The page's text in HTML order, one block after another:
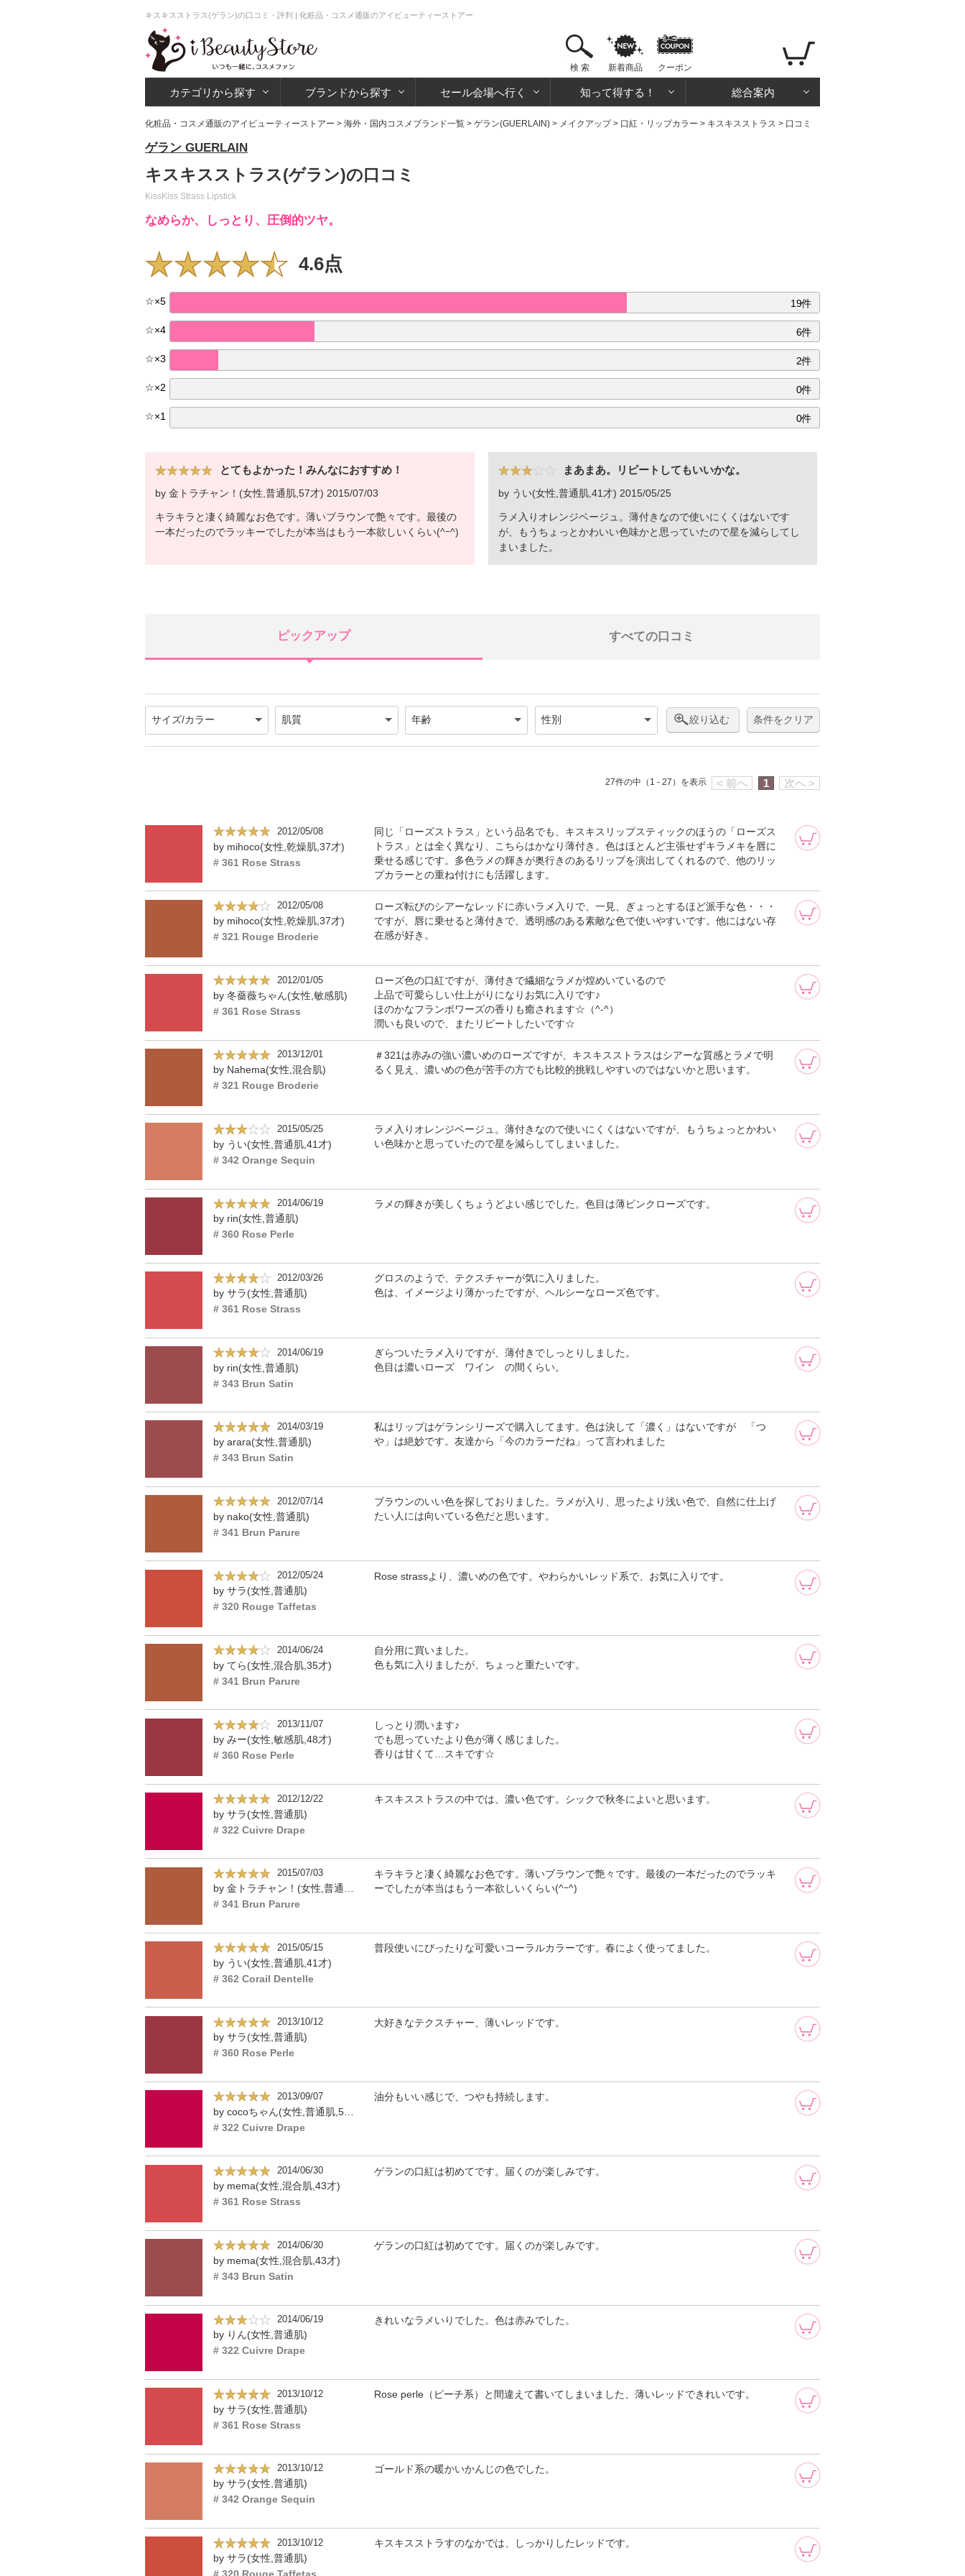
キスキスストラス(ゲラン)の口コミ・評判 | 化粧品・コスメ通販のアイビューティーストアー
検 索 新着商品 クーポン
カテゴリから探す ブランドから探す セール会場へ行く 知って得する！ 総合案内
化粧品・コスメ通販のアイビューティーストアー > 海外・国内コスメブランド一覧 > ゲラン(GUERLAIN) > メイクアップ> 口紅・リップカラー > キスキスストラス > 口コミ
ゲラン GUERLAIN
キスキスストラス(ゲラン)の口コミ
KissKiss Strass Lipstick
なめらか、しっとり、圧倒的ツヤ。
4.6点
☆×5 19件
☆×4 6件
☆×3 2件
☆×2 0件
☆×1 0件
とてもよかった！みんなにおすすめ！
by 金トラチャン！(女性,普通肌,57才) 2015/07/03
キラキラと凄く綺麗なお色です。薄いブラウンで艶々です。最後の
一本だったのでラッキーでしたが本当はもう一本欲しいくらい(^ｰ^)
まあまあ。リピートしてもいいかな。
by うい(女性,普通肌,41才) 2015/05/25
ラメ入りオレンジベージュ。薄付きなので使いにくくはないです
が、もうちょっとかわいい色味かと思っていたので星を減らしてし
まいました。
ピックアップ すべての口コミ
絞り込む 条件をクリア
< 前へ 1 次へ >
27件の中（1 - 27）を表示
2012/05/08
by mihoco(女性,乾燥肌,37才)
# 361 Rose Strass
同じ「ローズストラス」という品名でも、キスキスリップスティックのほうの「ローズス
トラス」とは全く異なり、こちらはかなり薄付き。色はほとんど主張せずキラメキを唇に
乗せる感じです。多色ラメの輝きが奥行きのあるリップを演出してくれるので、他のリッ
プカラーとの重ね付けにも活躍します。
2012/05/08
by mihoco(女性,乾燥肌,37才)
# 321 Rouge Broderie
ローズ転びのシアーなレッドに赤いラメ入りで、一見、ぎょっとするほど派手な色・・・
ですが、唇に乗せると薄付きで、透明感のある素敵な色で使いやすいです。他にはない存
在感が好き。
2012/01/05
by 冬薔薇ちゃん(女性,敏感肌)
# 361 Rose Strass
ローズ色の口紅ですが、薄付きで繊細なラメが煌めいているので
上品で可愛らしい仕上がりになりお気に入りです♪
ほのかなフランボワーズの香りも癒されます☆（^-^）
潤いも良いので、またリピートしたいです☆
2013/12/01
by Nahema(女性,混合肌)
# 321 Rouge Broderie
＃321は赤みの強い濃いめのローズですが、キスキスストラスはシアーな質感とラメで明
るく見え、濃いめの色が苦手の方でも比較的挑戦しやすいのではないかと思います。
2015/05/25
by うい(女性,普通肌,41才)
# 342 Orange Sequin
ラメ入りオレンジベージュ。薄付きなので使いにくくはないですが、もうちょっとかわい
い色味かと思っていたので星を減らしてしまいました。
2014/06/19
by rin(女性,普通肌)
# 360 Rose Perle
ラメの輝きが美しくちょうどよい感じでした。色目は薄ピンクローズです。
2012/03/26
by サラ(女性,普通肌)
# 361 Rose Strass
グロスのようで、テクスチャーが気に入りました。
色は、イメージより薄かったですが、ヘルシーなローズ色です。
2014/06/19
by rin(女性,普通肌)
# 343 Brun Satin
ぎらついたラメ入りですが、薄付きでしっとりしました。
色目は濃いローズ ワイン の間くらい。
2014/03/19
by arara(女性,普通肌)
# 343 Brun Satin
私はリップはゲランシリーズで購入してます。色は決して「濃く」はないですが 「つ
や」は絶妙です。友達から「今のカラーだね」って言われました
2012/07/14
by nako(女性,普通肌)
# 341 Brun Parure
ブラウンのいい色を探しておりました。ラメが入り、思ったより浅い色で、自然に仕上げ
たい人には向いている色だと思います。
2012/05/24
by サラ(女性,普通肌)
# 320 Rouge Taffetas
Rose strassより、濃いめの色です。やわらかいレッド系で、お気に入りです。
2014/06/24
by てら(女性,混合肌,35才)
# 341 Brun Parure
自分用に買いました。
色も気に入りましたが、ちょっと重たいです。
2013/11/07
by みー(女性,敏感肌,48才)
# 360 Rose Perle
しっとり潤います♪
でも思っていたより色が薄く感じました。
香りは甘くて…スキです☆
2012/12/22
by サラ(女性,普通肌)
# 322 Cuivre Drape
キスキスストラスの中では、濃い色です。シックで秋冬によいと思います。
2015/07/03
by 金トラチャン！(女性,普通肌,57才)
# 341 Brun Parure
キラキラと凄く綺麗なお色です。薄いブラウンで艶々です。最後の一本だったのでラッキ
ーでしたが本当はもう一本欲しいくらい(^ｰ^)
2015/05/15
by うい(女性,普通肌,41才)
# 362 Corail Dentelle
普段使いにぴったりな可愛いコーラルカラーです。春によく使ってました。
2013/10/12
by サラ(女性,普通肌)
# 360 Rose Perle
大好きなテクスチャー、薄いレッドです。
2013/09/07
# 322 Cuivre Drape
油分もいい感じで、つやも持続します。
2014/06/30
by mema(女性,混合肌,43才)
# 361 Rose Strass
ゲランの口紅は初めてです。届くのが楽しみです。
2014/06/30
by mema(女性,混合肌,43才)
# 343 Brun Satin
ゲランの口紅は初めてです。届くのが楽しみです。
2014/06/19
by りん(女性,普通肌)
# 322 Cuivre Drape
きれいなラメいりでした。色は赤みでした。
2013/10/12
by サラ(女性,普通肌)
# 361 Rose Strass
Rose perle（ピーチ系）と間違えて書いてしまいました、薄いレッドできれいです。
2013/10/12
by サラ(女性,普通肌)
# 342 Orange Sequin
ゴールド系の暖かいかんじの色でした。
2013/10/12
by サラ(女性,普通肌)
キスキスストラすのなかでは、しっかりしたレッドです。